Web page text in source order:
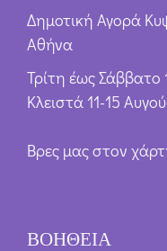
Δημοτική Αγορά
Αθήνα
Τρίτη έως Σάββατο
Κλειστά 11-15
Βρες μας στον
ΒΟΗΘΕΙΑ